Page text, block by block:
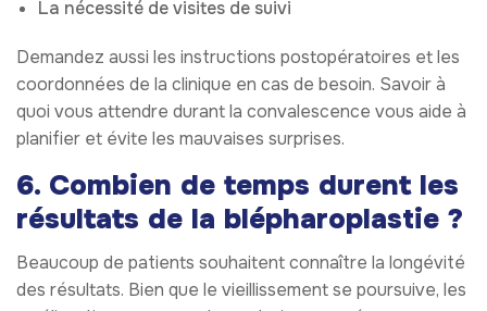
La nécessité de visites de suivi
Demandez aussi les instructions postopératoires et les
coordonnées de la clinique en cas de besoin. Savoir à
quoi vous attendre durant la convalescence vous aide à
planifier et évite les mauvaises surprises.
6. Combien de temps durent les
résultats de la blépharoplastie ?
Beaucoup de patients souhaitent connaître la longévité
des résultats. Bien que le vieillissement se poursuive, les